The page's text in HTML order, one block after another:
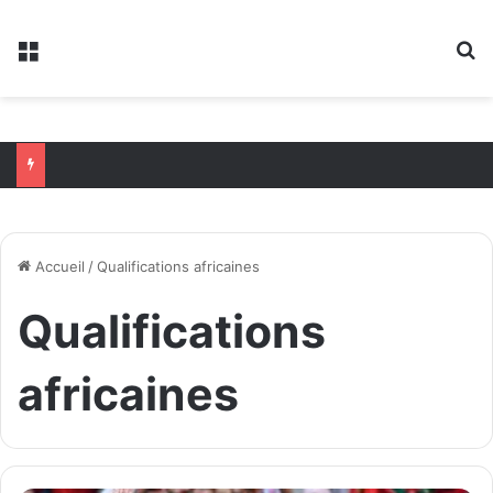
Menu
Accueil /Qualifications africaines
Qualifications
africaines